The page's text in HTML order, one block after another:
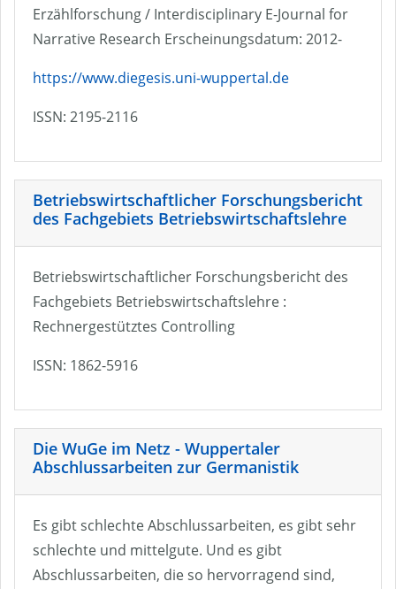
Erzählforschung / Interdisciplinary E-Journal for
Narrative Research Erscheinungsdatum: 2012-
https://www.diegesis.uni-wuppertal.de
ISSN: 2195-2116
Betriebswirtschaftlicher Forschungsbericht
des Fachgebiets Betriebswirtschaftslehre
Betriebswirtschaftlicher Forschungsbericht des
Fachgebiets Betriebswirtschaftslehre :
Rechnergestütztes Controlling
ISSN: 1862-5916
Die WuGe im Netz - Wuppertaler
Abschlussarbeiten zur Germanistik
Es gibt schlechte Abschlussarbeiten, es gibt sehr
schlechte und mittelgute. Und es gibt
Abschlussarbeiten, die so hervorragend sind,